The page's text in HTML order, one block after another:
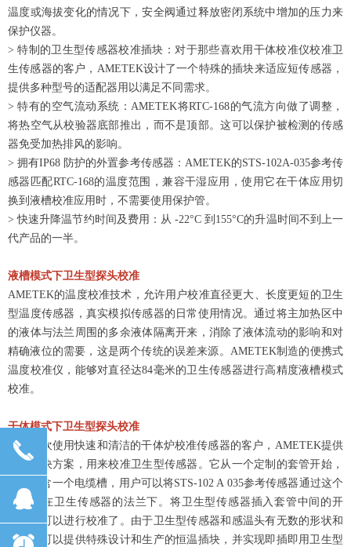
温度或海拔变化的情况下，安全阀通过释放密闭系统中增加的压力来
保护仪器。
> 特制的卫生型传感器校准插块：对于那些喜欢用干体校准仪校准卫
生传感器的客户，AMETEK设计了一个特殊的插块来适应短传感器，
提供多种型号的适配器用以满足不同需求。
> 特有的空气流动系统：AMETEK将RTC-168的气流方向做了调整，
将热空气从校验器底部推出，而不是顶部。这可以保护被检测的传感
器免受加热排风的影响。
> 拥有IP68 防护的外置参考传感器：AMETEK的STS-102A-035参考传
感器匹配RTC-168的温度范围，兼容干湿应用，使用它在干体应用切
换到液槽校准应用时，不需要使用保护管。
> 快速升降温节约时间及费用：从 -22°C 到155°C的升温时间不到上一
代产品的一半。
液槽模式下卫生型探头校准
AMETEK的温度校准技术，允许用户校准直径更大、长度更短的卫生
型温度传感器，真实模拟传感器的日常使用情况。通过将主加热区中
的液体与法兰周围的多余液体隔离开来，消除了液体流动的影响和对
精确液位的需要，这是两个传统的误差来源。 AMETEK制造的便携式
温度校准仪，能够对直径达84毫米的卫生传感器进行高精度液槽模式
校准。
干体模式下卫生型探头校准
对于喜欢使用快速和清洁的干体炉校准传感器的客户，AMETEK提供
相应解决方案，用来校准卫生型传感器。它从一个定制的套管开始，
其中包含一个电缆槽，用户可以将STS-102 A 035参考传感器通过这个
槽布设在卫生传感器的法兰下。将卫生型传感器插入套管中间的开
孔，就可以进行校准了。由于卫生型传感器和感温头有无数的形状和
设计，可以提供特殊设计和生产的恒温插块，并实现即插即用卫生型
끅
뀩